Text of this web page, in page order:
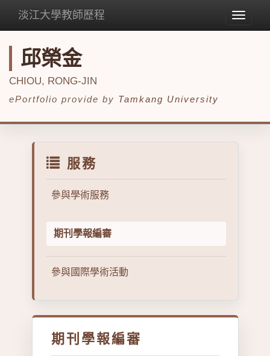
Toggle
淡江大學教師歷程
邱榮金
CHIOU, RONG-JIN
ePortfolio provide by Tamkang University
服務
參與學術服務
期刊學報編審
參與國際學術活動
期刊學報編審